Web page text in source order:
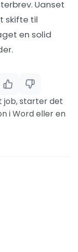
Uanset
skifte til
en solid
job, starter det
i Wordeller en